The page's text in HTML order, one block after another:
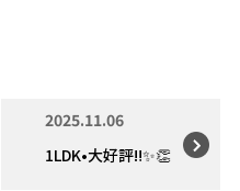
2025.11.06
1LDK•大好評‼️✨👏